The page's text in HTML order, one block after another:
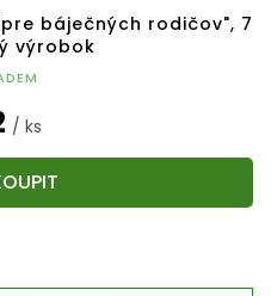
báječných rodičov", 7
výrobok
/ ks